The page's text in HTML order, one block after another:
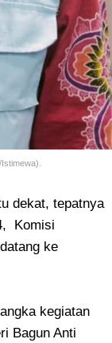
dekat, tepatnya
Komisi
ke
kegiatan
Bagun Anti